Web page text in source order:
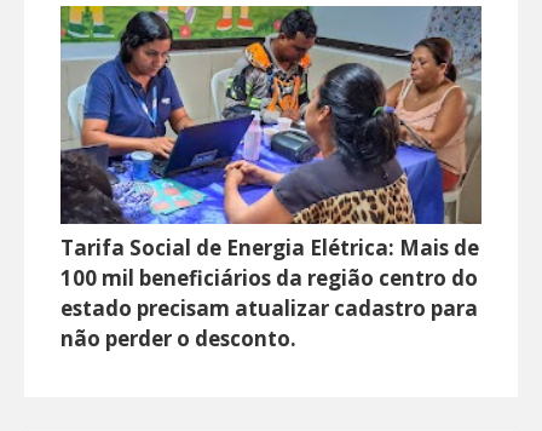
Tarifa Social de Energia Elétrica: Mais de
100 mil beneficiários da região centro do
estado precisam atualizar cadastro para
não perder o desconto.